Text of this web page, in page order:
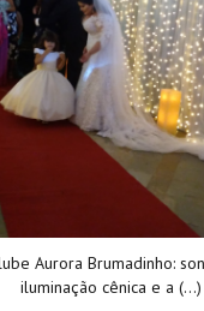
Aurora Brumadinho:
iluminação cênica e a (...)